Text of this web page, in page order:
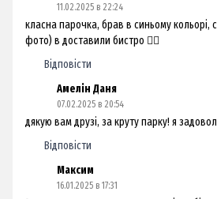
11.02.2025 в 22:24
класна парочка, брав в синьому кольорі,
фото) в доставили бистро 👍🏻
Відповісти
Амелін Даня
07.02.2025 в 20:54
дякую вам друзі, за круту парку! я
Відповісти
Максим
16.01.2025 в 17:31